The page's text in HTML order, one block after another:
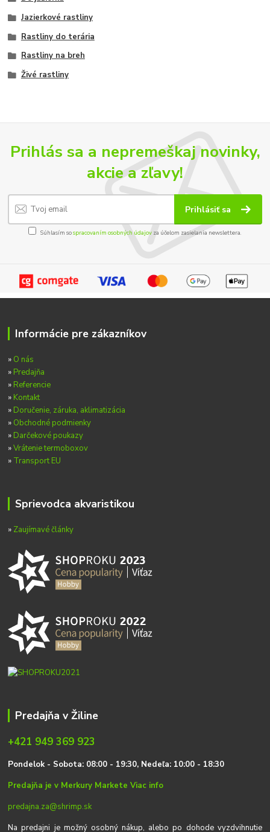
Jazierkové rastliny
Rastliny do terária
Rastliny na breh
Živé rastliny
Prihlás sa a nepremeškaj novinky,
akcie a zľavy!
Prihlásiť sa
Súhlasím sospracovaním osobných údajov za účelom zasielania newslettera.
Informácie pre zákazníkov
» O nás
» Predajňa
» Referencie
» Kontakt
» Doručenie, záruka, aklimatizácia
» Obchodné podmienky
» Darčekové poukazy
»Vrátenie termoboxov
» Transport EU
Sprievodca akvaristikou
» Zaujímavé články
Predajňa v Žiline
+421 949 369 923
Pondelok - Sobota: 08:00 - 19:30, Nedeľa: 10:00 - 18:30
Predajňa je v Merkury MarketeViac info
predajna.za@shrimp.sk
Na predajni je možný osobný nákup, alebo po dohode vyzdvihnutie